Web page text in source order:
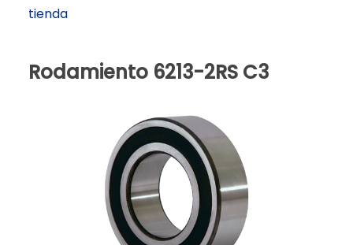
tienda
Rodamiento 6213-2RS C3